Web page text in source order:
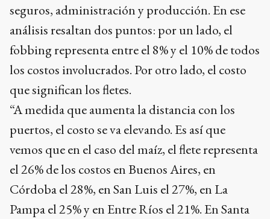
seguros, administración y producción. En ese
análisis resaltan dos puntos: por un lado, el
fobbing representa entre el 8% y el 10% de todos
los costos involucrados. Por otro lado, el costo
que significan los fletes.
“A medida que aumenta la distancia con los
puertos, el costo se va elevando. Es así que
vemos que en el caso del maíz, el flete representa
el 26% de los costos en Buenos Aires, en
Córdoba el 28%, en San Luis el 27%, en La
Pampa el 25% y en Entre Ríos el 21%. En Santa